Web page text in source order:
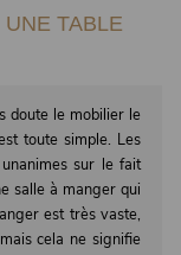
TABLE
doute le mobilier le
toute simple. Les
sur le fait
salle à manger qui
est très vaste,
cela ne signifie